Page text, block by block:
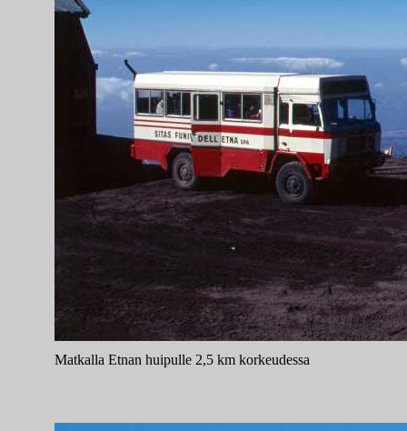
Matkalla Etnan huipulle 2,5 km korkeudessa